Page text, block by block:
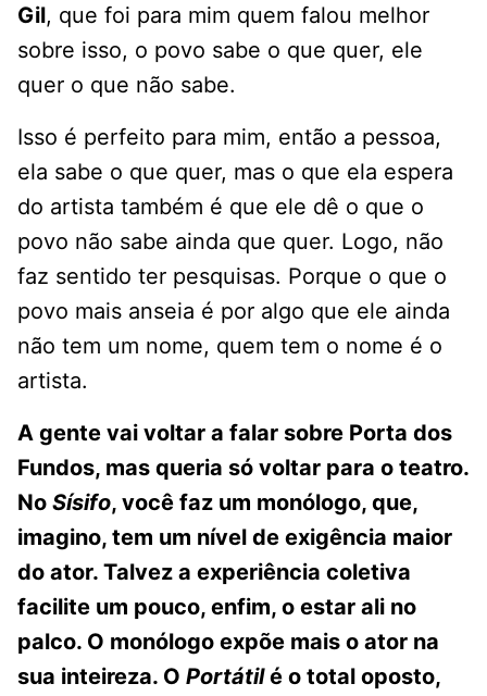
Gil, que foi para mim quem falou melhor
sobre isso, o povo sabe o que quer, ele
quer o que não sabe.
Isso é perfeito para mim, então a pessoa,
ela sabe o que quer, mas o que ela espera
do artista também é que ele dê o que o
povo não sabe ainda que quer. Logo, não
faz sentido ter pesquisas. Porque o que o
povo mais anseia é por algo que ele ainda
não tem um nome, quem tem o nome é o
artista.
A gente vai voltar a falar sobre Porta dos
Fundos, mas queria só voltar para o teatro.
No Sísifo, você faz um monólogo, que,
imagino, tem um nível de exigência maior
do ator. Talvez a experiência coletiva
facilite um pouco, enfim, o estar ali no
palco. O monólogo expõe mais o ator na
sua inteireza. O Portátilé o total oposto,